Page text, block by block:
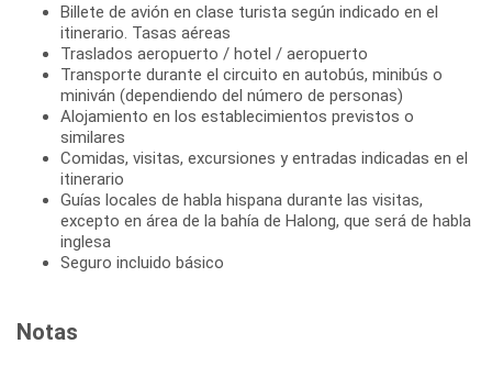
Billete de avión en clase turista según indicado en el
itinerario. Tasas aéreas
Traslados aeropuerto / hotel / aeropuerto
Transporte durante el circuito en autobús, minibús o
miniván (dependiendo del número de personas)
Alojamiento en los establecimientos previstos o
similares
Comidas, visitas, excursiones y entradas indicadas en el
itinerario
Guías locales de habla hispana durante las visitas,
excepto en área de la bahía de Halong, que será de habla
inglesa
Seguro incluido básico
Notas